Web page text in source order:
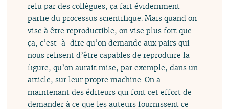
relu par des collègues, ça fait évidemment
partie du processus scientifique. Mais quand on
vise à être reproductible, on vise plus fort que
ça, c’est-à-dire qu’on demande aux pairs qui
nous relisent d’être capables de reproduire la
figure, qu’on aurait mise, par exemple, dans un
article, sur leur propre machine. On a
maintenant des éditeurs qui font cet effort de
demander à ce que les auteurs fournissent ce